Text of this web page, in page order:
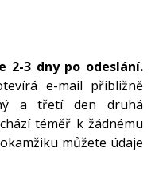
2-3 dny po odeslání.
e-mail přibližně
a třetí den druhá
téměř k žádnému
můžete údaje